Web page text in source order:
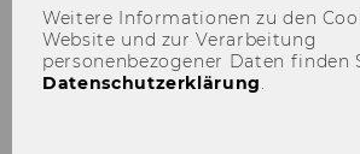
Weitere Informationen zu den
Website und zur Verarbeitung
personenbezogener Daten finden
Datenschutzerklärung.